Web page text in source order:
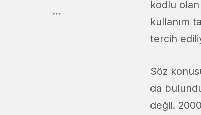
kodlu
kullanım
tercih
Söz
da
değil.